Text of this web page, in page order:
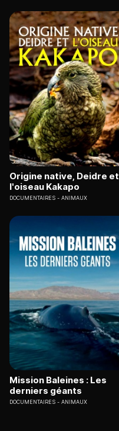
Origine native, Deidre et
l'oiseau Kakapo
DOCUMENTAIRES ANIMAUX
Mission Baleines : Les
derniers géants
DOCUMENTAIRES ANIMAUX